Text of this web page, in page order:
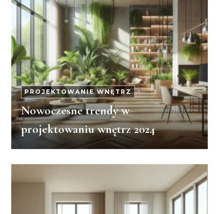
PROJEKTOWANIE WNĘTRZ
Nowoczesne trendy w
projektowaniu wnętrz 2024